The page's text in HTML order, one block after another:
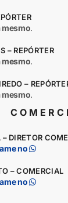
mesmo.
– REPÓRTER
mesmo.
–
mesmo.
DIRETOR
no
– COMERCIAL
no